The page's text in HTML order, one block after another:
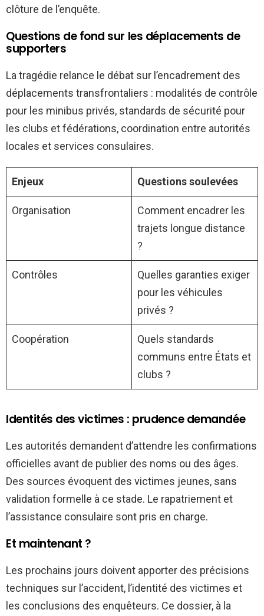
clôture de l’enquête.
Questions de fond sur les déplacements de
supporters
La tragédie relance le débat sur l’encadrement des
déplacements transfrontaliers : modalités de contrôle
pour les minibus privés, standards de sécurité pour
les clubs et fédérations, coordination entre autorités
locales et services consulaires.
Enjeux Questions soulevées
Organisation
Comment encadrer les
trajets longue distance
?
Contrôles
Quelles garanties exiger
pour les véhicules
privés ?
Coopération
Quels standards
communs entre États et
clubs ?
Identités des victimes : prudence demandée
Les autorités demandent d’attendre les confirmations
officielles avant de publier des noms ou des âges.
Des sources évoquent des victimes jeunes, sans
validation formelle à ce stade. Le rapatriement et
l’assistance consulaire sont pris en charge.
Et maintenant ?
Les prochains jours doivent apporter des précisions
techniques sur l’accident, l’identité des victimes et
les conclusions des enquêteurs. Ce dossier, à la